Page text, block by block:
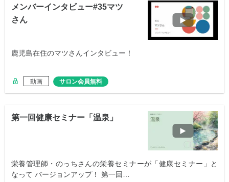
メンバーインタビュー#35マツ
さん
鹿児島在住のマツさんインタビュー！
動画 サロン会員無料
第一回健康セミナー「温泉」
栄養管理師・のっちさんの栄養セミナーが「健康セミナー」と
なって バージョンアップ！ 第一回…